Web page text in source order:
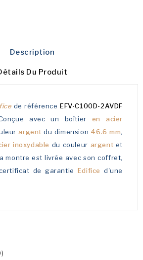
Description
Du Produit
de référence EFV-C100D-2AVDF
avec un boîtier en acier
argentdu dimension 46.6 mm,
inoxydable du couleur argent et
montre est livrée avec son coffret,
de garantie Edifice d'une